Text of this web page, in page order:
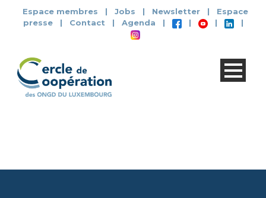
Espace membres | Jobs | Newsletter |
Espace
presse
| Contact | Agenda | | | |